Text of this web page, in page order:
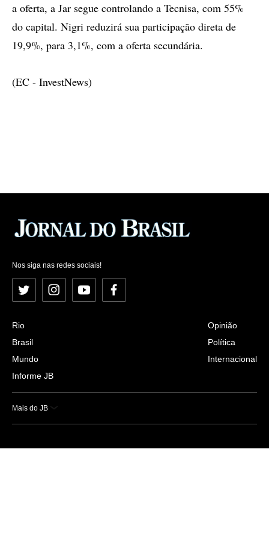
a oferta, a Jar segue controlando a Tecnisa, com 55%
do capital. Nigri reduzirá sua participação direta de
19,9%, para 3,1%, com a oferta secundária.
(EC - InvestNews)
Nos siga nas redes sociais!
Twitter InstagramYouTubeFacebook
Rio
Brasil
Mundo
Informe JB
Opinião
Política
Internacional
Mais do JB
Esportes